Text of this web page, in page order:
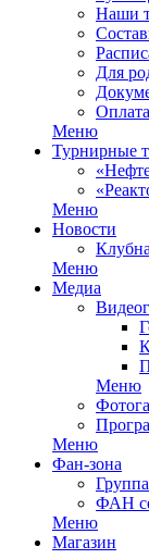
Наши
Для
Оплата
Меню
Турнирные
Меню
Новости
Меню
Медиа
Меню
Меню
Фан-зона
ФАН
Меню
Магазин